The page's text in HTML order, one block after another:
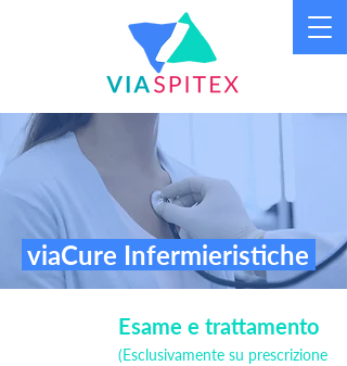
viaCure Infermieristiche
Esame e trattamento
(Esclusivamente su prescrizione